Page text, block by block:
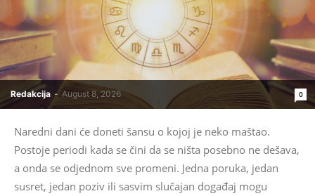
Redakcija - August 8, 2026 0
Naredni dani će doneti šansu o kojoj je neko maštao.
Postoje periodi kada se čini da se ništa posebno ne dešava,
a onda se odjednom sve promeni. Jedna poruka, jedan
susret, jedan poziv ili sasvim slučajan događaj mogu